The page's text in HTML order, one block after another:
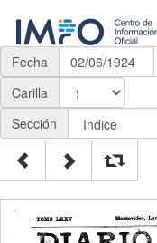
Fecha
Carilla
Sección